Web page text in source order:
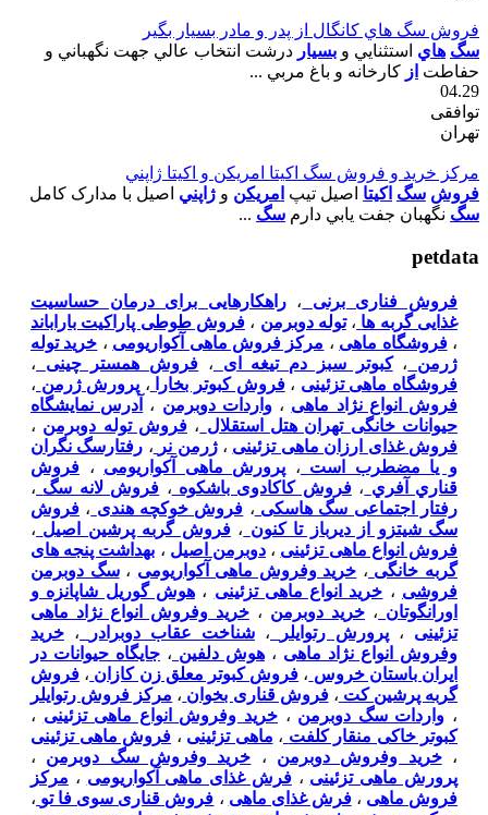
فروش سگ هاي کانگال از پدر و مادر بسيار بگير
سگ هاي استثنايي و بسيار درشت انتخاب عالي جهت نگهباني و
حفاطت از کارخانه و باغ مربي ...
04.29
توافقی
تهران
مرکز خريد و فروش سگ اکيتا امريکن و اکيتا ژاپني
فروش سگ اکيتا اصيل تيپ امريکن و ژاپني اصيل با مدارک کامل
سگ نگهبان جفت يابي دارم سگ ...
petdata
فروش فناری برنی ،راهکارهایی برای درمان حساسیت
غذایی گربه ها ،توله دوبرمن ،فروش طوطی پاراکیت باراباند
،فروشگاه ماهی ، مرکز فروش ماهی آکواریومی ، خرید توله
ژرمن
،کبوتر سبز دم تیغه ای ، فروش همستر چینی
،
فروشگاه ماهی تزئینی ،فروش کبوتر بخارا ، پرورش ژرمن ،
فروش انواع نژاد ماهی ،واردات دوبرمن ،
آدرس نمایشگاه
حیوانات خانگی تهران هتل استقلال ، فروش توله دوبرمن ،
فروش غذای ارزان ماهی تزئینی ،ژرمن نر ، رفتارسگ نگران
و یا مضطرب است ، پرورش ماهی آکواریومی ، فروش
قناري آفري ،فروش کاکادوی باشکوه ، فروش لانه سگ ،
رفتار اجتماعی سگ هاسکی ، فروش خوکچه هندی ، فروش
سگ شیتزو از دیرباز تا کنون ،فروش گربه پرشین اصیل ،
فروش انواع ماهی تزئینی ، دوبرمن اصیل ، بهداشت پنجه های
گربه خانگی ، خرید وفروش ماهی آکواریومی ،سگ دوبرمن
فروشی ، خرید انواع ماهی تزئینی ،هوش گوریل شاپانزه و
اورانگوتان ، خرید دوبرمن ، خرید وفروش انواع نژاد ماهی
تزئینی ، پرورش رتوایلر ، شناخت عقاب دوبرادر ، خرید
وفروش انواع نژاد ماهی ، هوش دلفین ، جایگاه حیوانات در
ایران باستان خروس ، فروش کبوتر معلق زن کازان ، فروش
گربه پرشین کت ،فروش قناری بخوان ، مرکز فروش رتوایلر
، واردات سگ دوبرمن ، خرید وفروش انواع ماهی تزئینی ،
کبوتر خاکی منقار کلفت ، ماهی تزئینی ، فروش ماهی تزئینی
،خرید وفروش دوبرمن ، خرید وفروش سگ دوبرمن ،
پرورش ماهی تزئینی ،فرش غذای ماهی آکواریومی ، مرکز
فروش ماهی ،فرش غذای ماهی ، فروش قناری سوی فا تو ،